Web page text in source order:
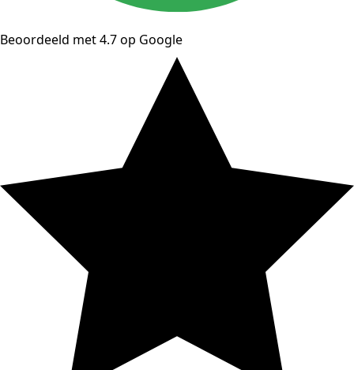
Beoordeeld met 4.7 op Google